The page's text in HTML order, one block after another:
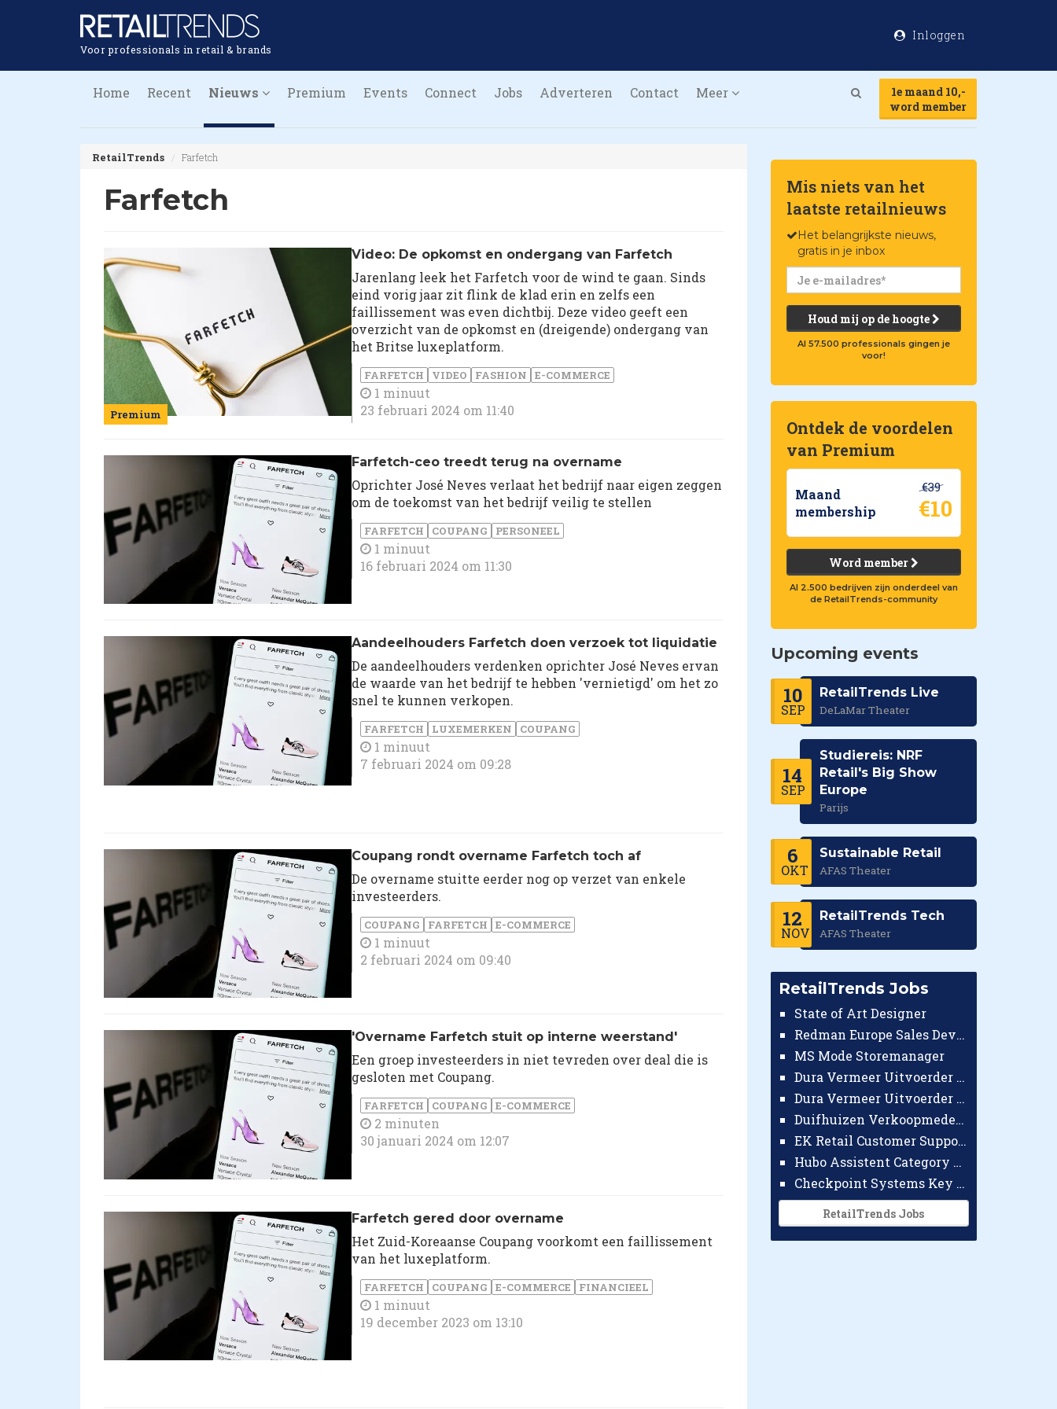
Voor professionals in retail & brands
Inloggen
Home Recent Nieuws Premium Events Connect Jobs Adverteren Contact Meer
1e maand 10,-
word member
RetailTrends Farfetch
Farfetch
Premium
Video: De opkomst en ondergang van Farfetch
Jarenlang leek het Farfetch voor de wind te gaan. Sinds
eind vorig jaar zit flink de klad erin en zelfs een
faillissement was even dichtbij. Deze video geeft een
overzicht van de opkomst en (dreigende) ondergang van
het Britse luxeplatform.
FARFETCH VIDEO FASHION E-COMMERCE
1 minuut
23 februari 2024 om 11:40
Farfetch-ceo treedt terug na overname
Oprichter José Neves verlaat het bedrijf naar eigen zeggen
om de toekomst van het bedrijf veilig te stellen
FARFETCH COUPANG PERSONEEL
1 minuut
16 februari 2024 om 11:30
Aandeelhouders Farfetch doen verzoek tot liquidatie
De aandeelhouders verdenken oprichter José Neves ervan
de waarde van het bedrijf te hebben 'vernietigd' om het zo
snel te kunnen verkopen.
FARFETCH LUXEMERKEN COUPANG
1 minuut
7 februari 2024 om 09:28
Coupang rondt overname Farfetch toch af
De overname stuitte eerder nog op verzet van enkele
investeerders.
COUPANG FARFETCH E-COMMERCE
1 minuut
2 februari 2024 om 09:40
'Overname Farfetch stuit op interne weerstand'
Een groep investeerders in niet tevreden over deal die is
gesloten met Coupang.
FARFETCH COUPANG E-COMMERCE
2 minuten
30 januari 2024 om 12:07
Farfetch gered door overname
Het Zuid-Koreaanse Coupang voorkomt een faillissement
van het luxeplatform.
FARFETCH COUPANG E-COMMERCE FINANCIEEL
1 minuut
19 december 2023 om 13:10
Mis niets van het
laatste retailnieuws
Het belangrijkste nieuws,
gratis in je inbox
Houd mij op de hoogte
Al 57.500 professionals gingen je
voor!
Ontdek de voordelen
van Premium
Maand
membership
€39
€10
Word member
Al 2.500 bedrijven zijn onderdeel van
de RetailTrends-community
Upcoming events
10
SEP
RetailTrends Live
DeLaMar Theater
14
SEP
Studiereis: NRF
Retail's Big Show
Europe
Parijs
6
OKT
Sustainable Retail
AFAS Theater
12
NOV
RetailTrends Tech
AFAS Theater
RetailTrends Jobs
State of Art Designer
Redman Europe Sales Developer (Europe)
MS Mode Storemanager
Dura Vermeer Uitvoerder GWW Amsterdam
Dura Vermeer Uitvoerder Civiel Nijmegen
Duifhuizen Verkoopmedewerker Ridderkerk
EK Retail Customer Support Omnichannel
Hubo Assistent Category Manager
Checkpoint Systems Key Accountmanager Benelux
RetailTrends Jobs